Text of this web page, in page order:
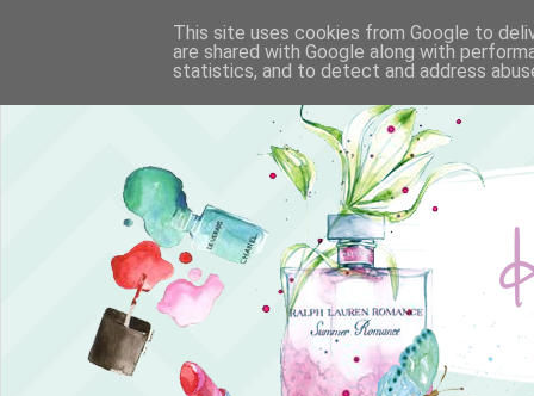
This site uses cookies from Google to
are shared with Google along with
statistics, and to detect and address